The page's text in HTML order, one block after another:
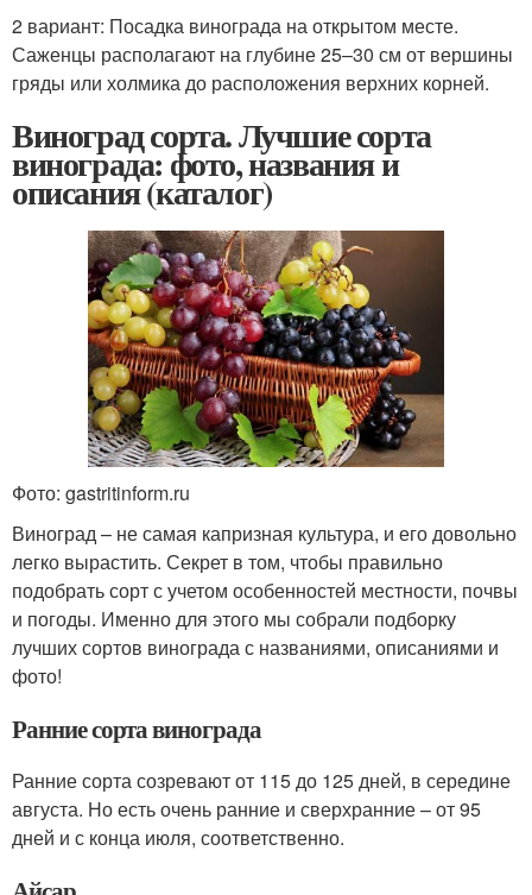
2 вариант: Посадка винограда на открытом месте.
Саженцы располагают на глубине 25–30 см от вершины
гряды или холмика до расположения верхних корней.
Виноград сорта. Лучшие сорта
винограда: фото, названия и
описания (каталог)
Фото: gastritinform.ru
Виноград – не самая капризная культура, и его довольно
легко вырастить. Секрет в том, чтобы правильно
подобрать сорт с учетом особенностей местности, почвы
и погоды. Именно для этого мы собрали подборку
лучших сортов винограда с названиями, описаниями и
фото!
Ранние сорта винограда
Ранние сорта созревают от 115 до 125 дней, в середине
августа. Но есть очень ранние и сверхранние – от 95
дней и с конца июля, соответственно.